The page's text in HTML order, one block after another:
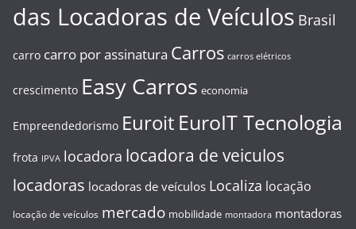
das Locadoras de Veículos Brasil
carro carro por assinatura Carros carros elétricos
crescimento Easy Carros economia
Empreendedorismo Euroit EuroIT Tecnologia
frota IPVA locadora locadora de veiculos
locadoras locadoras de veículos Localiza locação
locação de veículos mercado mobilidade montadora montadoras